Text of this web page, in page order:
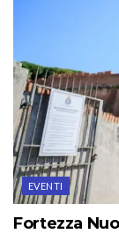
EVENTI
Fortezza